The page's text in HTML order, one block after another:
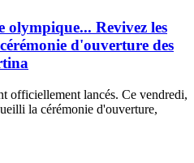
Revivez les
d'ouverture des
officiellement lancés. Ce vendredi,
la cérémonie d'ouverture,